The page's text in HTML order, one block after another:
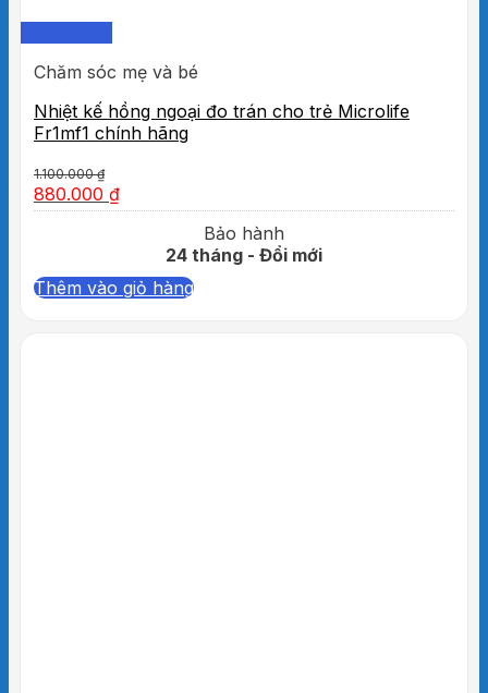
Chăm sóc mẹ và bé
Nhiệt kế hồng ngoại đo trán cho trẻ Microlife
Fr1mf1 chính hãng
1.100.000₫
880.000 ₫
Bảo hành
24 tháng - Đổi mới
Thêm vào giỏ hàng